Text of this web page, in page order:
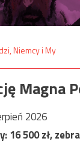
Magna
2026
16 500zł,